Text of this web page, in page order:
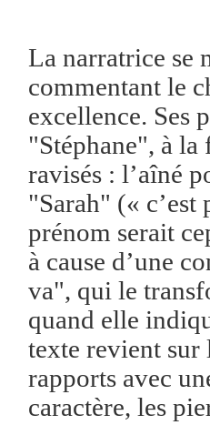
La narratrice se
commentant le
excellence. Ses
"Stéphane", à la
ravisés : l’aîné
"Sarah" (« c’est
prénom serait
à cause d’une
va", qui le
quand elle
texte revient sur
rapports avec
caractère, les